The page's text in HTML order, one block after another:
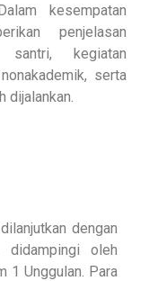
kesempatan
penjelasan
santri, kegiatan
serta
dijalankan.
dengan
didampingi oleh
1 Unggulan. Para